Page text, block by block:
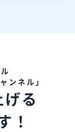
ンネル」
る
！